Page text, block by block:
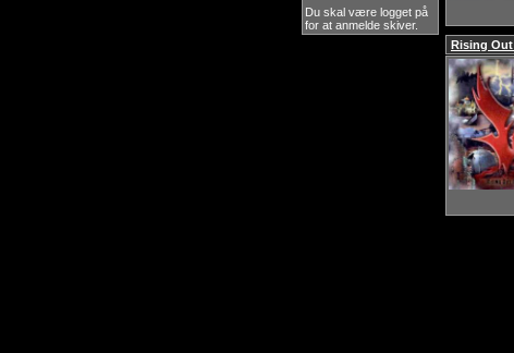
Du skal være logget på
for at anmelde skiver.
Rising